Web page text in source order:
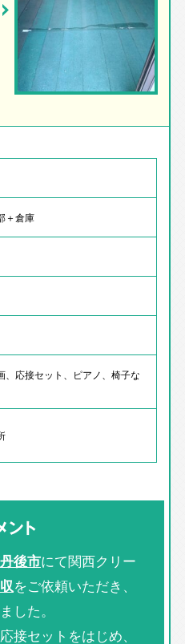
＋倉庫
、応接セット、ピアノ、椅子な
ント
後市にて関西クリー
をご依頼いただき、
した。
接セットをはじめ、